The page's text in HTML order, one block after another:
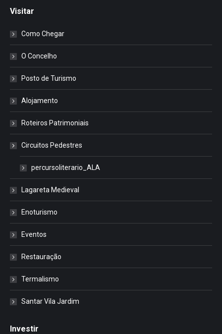
Visitar
Como Chegar
O Concelho
Posto de Turismo
Alojamento
Roteiros Patrimoniais
Circuitos Pedestres
percursoliterario_ALA
Lagareta Medieval
Enoturismo
Eventos
Restauração
Termalismo
Santar Vila Jardim
Investir